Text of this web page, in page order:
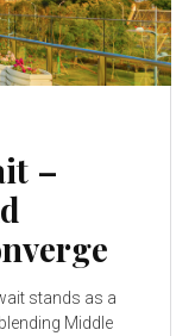
–
stands as a
Middle